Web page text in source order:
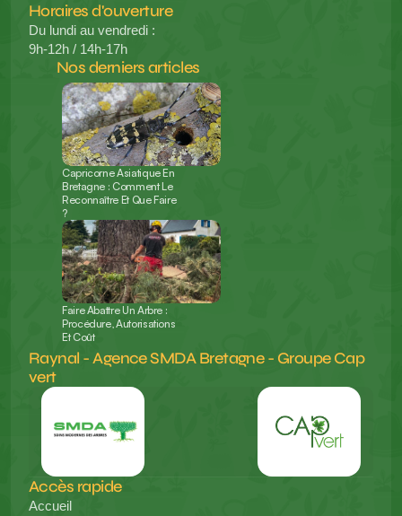
Horaires d'ouverture
Du lundi au vendredi :
9h-12h / 14h-17h
Nos derniers articles
Capricorne Asiatique En
Bretagne : Comment Le
Reconnaître Et Que Faire
?
Faire Abattre Un Arbre :
Procédure, Autorisations
Et Coût
Raynal - Agence SMDA Bretagne - Groupe Cap
vert
Accès rapide
Accueil